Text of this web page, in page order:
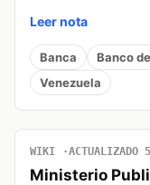
Leer nota
Banca Banco
Venezuela
WIKI ACTUALIZADO
Ministerio